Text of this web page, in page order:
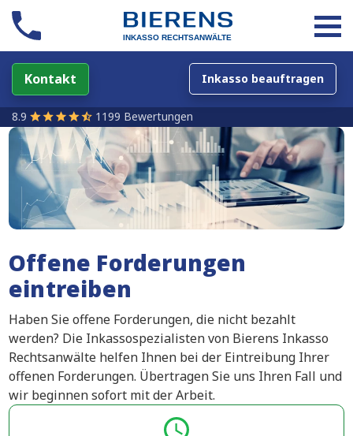
Kontakt Inkasso beauftragen
8.9 1199 Bewertungen
Offene Forderungen
eintreiben
Haben Sie offene Forderungen, die nicht bezahlt
werden? Die Inkassospezialisten von Bierens Inkasso
Rechtsanwälte helfen Ihnen bei der Eintreibung Ihrer
offenen Forderungen. Übertragen Sie uns Ihren Fall und
wir beginnen sofort mit der Arbeit.